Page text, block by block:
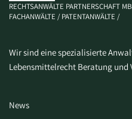
RECHTSANWÄLTE PARTNERSCHAFT
FACHANWÄLTE / PATENTANWÄLTE /
Wir sind eine spezialisierte
Lebensmittelrecht Beratung und
News